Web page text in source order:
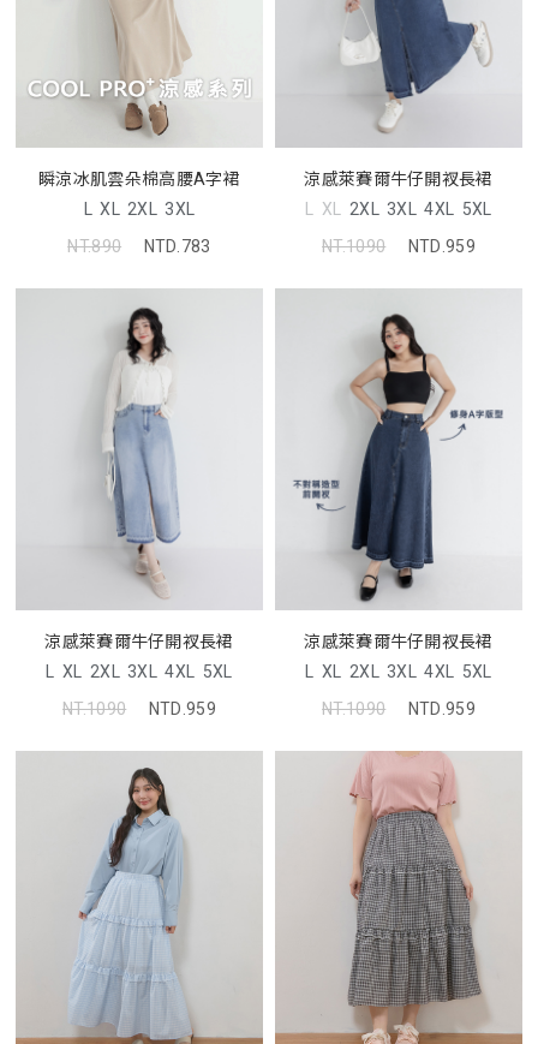
瞬涼冰肌雲朵棉高腰A字裙
L XL 2XL 3XL
NT.890
NTD.783
涼感萊賽爾牛仔開衩長裙
L XL 2XL 3XL 4XL 5XL
NT.1090
NTD.959
涼感萊賽爾牛仔開衩長裙
L XL 2XL 3XL 4XL 5XL
NT.1090
NTD.959
涼感萊賽爾牛仔開衩長裙
L XL 2XL 3XL 4XL 5XL
NT.1090
NTD.959